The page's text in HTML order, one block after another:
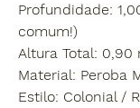
​Profundidade:
comum!)
​Altura Total: 0,90
​Material: Peroba
​Estilo: Colonial /